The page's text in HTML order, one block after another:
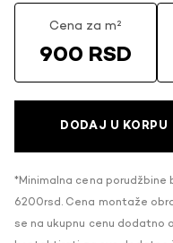
Cena za m²
900 RSD
DODAJ U KORPU
*Minimalna cena
6200rsd. Cena montaže
se na ukupnu cenu dodatno